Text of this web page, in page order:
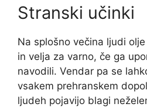
Stranski učinki
Na splošno večina ljudi
in velja za varno, če ga
navodili. Vendar pa se
vsakem prehranskem
ljudeh pojavijo blagi